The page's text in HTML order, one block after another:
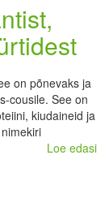
on põnevaks ja
cousile. See on
kiudaineid ja
Loe edasi